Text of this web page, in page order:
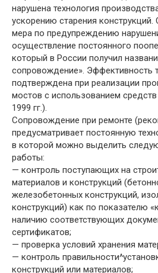
нарушена технология
ускорению старения
мера по предупреждению
осуществление постоянного
который в России получил
сопровождение». Эффективность
подтверждена при реализации
мостов с использованием
1999 гг.).
Сопровождение при ремонте
предусматривает постоянную
в которой можно выделить
работы:
— контроль поступающих на
материалов и конструкций
железобетонных конструкций,
конструкций) как по показателю
наличию соответствующих
сертификатов;
— проверка условий хранения
— контроль
конструкций или материалов;